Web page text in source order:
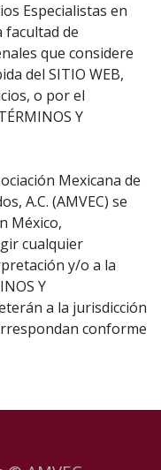
Especialistas en
facultad de
que considere
del SITIO WEB,
o por el
Y
Mexicana de
A.C. (AMVEC) se
México,
cualquier
y/o a la
Y
a la jurisdicción
conforme